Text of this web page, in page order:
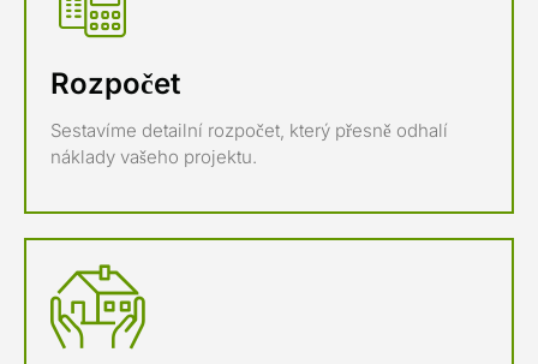
Rozpočet
Sestavíme detailní rozpočet, který přesně odhalí
náklady vašeho projektu.